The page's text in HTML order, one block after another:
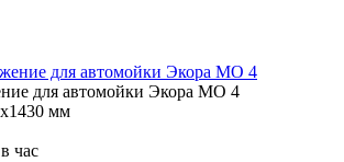
для автомойки Экора МО 4
мм
час